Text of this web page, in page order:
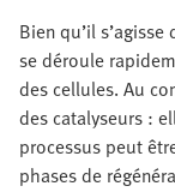
Bien qu’il
se déroule
des cellules. Au
des catalyseurs :
processus peut
phases de